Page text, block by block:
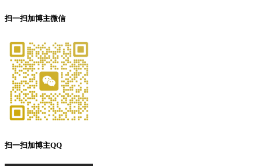
扫一扫加博主微信
扫一扫加博主QQ